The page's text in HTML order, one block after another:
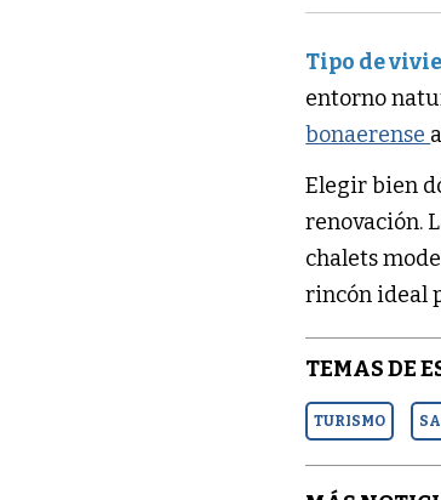
Tipo de
entorno
bonaerense
Elegir bien
renovación.
chalets
rincón ideal
TEMAS DE
TURISMO